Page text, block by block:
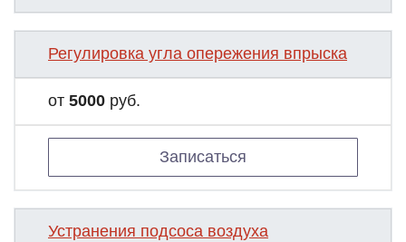
Регулировка угла опережения впрыска
от 5000 руб.
Записаться
Устранения подсоса воздуха